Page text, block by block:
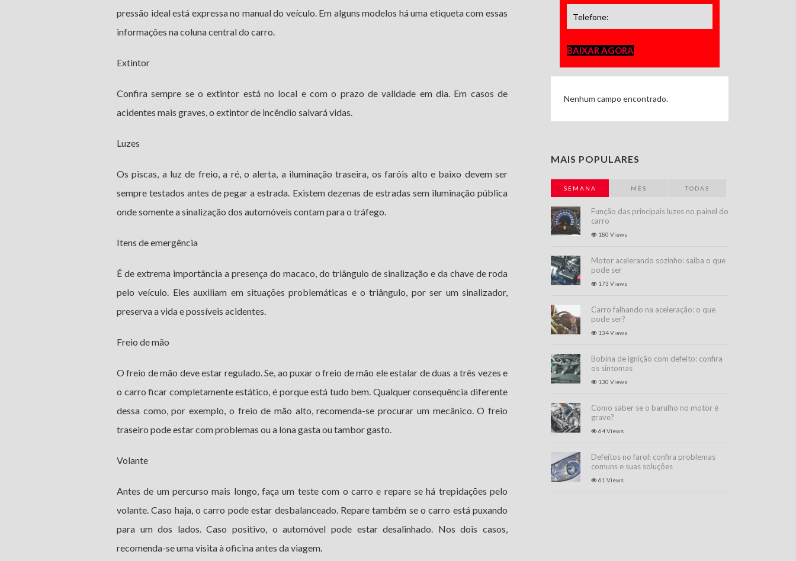
pressão ideal está expressa no manual do veículo. Em alguns modelos há uma etiqueta com essas
informações na coluna central do carro.
Extintor
Confira sempre se o extintor está no local e com o prazo de validade em dia. Em casos de
acidentes mais graves, o extintor de incêndio salvará vidas.
Luzes
Os piscas, a luz de freio, a ré, o alerta, a iluminação traseira, os faróis alto e baixo devem ser
sempre testados antes de pegar a estrada. Existem dezenas de estradas sem iluminação pública
onde somente a sinalização dos automóveis contam para o tráfego.
Itens de emergência
É de extrema importância a presença do macaco, do triângulo de sinalização e da chave de roda
pelo veículo. Eles auxiliam em situações problemáticas e o triângulo, por ser um sinalizador,
preserva a vida e possíveis acidentes.
Freio de mão
O freio de mão deve estar regulado. Se, ao puxar o freio de mão ele estalar de duas a três vezes e
o carro ficar completamente estático, é porque está tudo bem. Qualquer consequência diferente
dessa como, por exemplo, o freio de mão alto, recomenda-se procurar um mecânico. O freio
traseiro pode estar com problemas ou a lona gasta ou tambor gasto.
Volante
Antes de um percurso mais longo, faça um teste com o carro e repare se há trepidações pelo
volante. Caso haja, o carro pode estar desbalanceado. Repare também se o carro está puxando
para um dos lados. Caso positivo, o automóvel pode estar desalinhado. Nos dois casos,
recomenda-se uma visita à oficina antes da viagem.
BAIXAR AGORA
Nenhum campo encontrado.
MAIS POPULARES
SEMANA MÊS TODAS
Função das principais luzes no painel do
carro
180 Views
Motor acelerando sozinho: saiba o que
pode ser
173 Views
Carro falhando na aceleração: o que
pode ser?
134 Views
Bobina de ignição com defeito: confira
os sintomas
130 Views
Como saber se o barulho no motor é
grave?
64 Views
Defeitos no farol: confira problemas
comuns e suas soluções
61 Views